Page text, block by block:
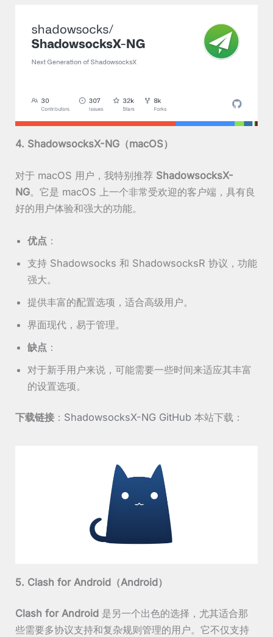
4. ShadowsocksX-NG（macOS）
对于 macOS 用户，我特别推荐 ShadowsocksX-
NG。它是 macOS 上一个非常受欢迎的客户端，具有良
好的用户体验和强大的功能。
优点 ：
支持 Shadowsocks 和 ShadowsocksR 协议，功能
强大。
提供丰富的配置选项，适合高级用户。
界面现代，易于管理。
缺点 ：
对于新手用户来说，可能需要一些时间来适应其丰富
的设置选项。
下载链接 ： ShadowsocksX-NG GitHub 本站下载：
5. Clash for Android（Android）
Clash for Android 是另一个出色的选择，尤其适合那
些需要多协议支持和复杂规则管理的用户。它不仅支持